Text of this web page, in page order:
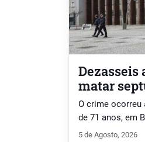
Dezasseis
matar
O crime ocorreu
de 71 anos, em
5 de Agosto, 2026